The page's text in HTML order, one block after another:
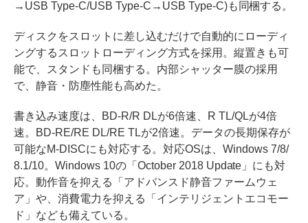
→USB Type-C/USB Type-C→USB Type-C)も同梱する。
ディスクをスロットに差し込むだけで自動的にローディ
ングするスロットローディング方式を採用。縦置きも可
能で、スタンドも同梱する。内部シャッター膜の採用
で、静音・防塵性能も高めた。
書き込み速度は、BD-R/R DLが6倍速、R TL/QLが4倍
速。BD-RE/RE DL/RE TLが2倍速。データの長期保存が
可能なM-DISCにも対応する。対応OSは、Windows 7/8/
8.1/10。Windows 10の「October 2018 Update」にも対
応。動作音を抑える「アドバンスド静音ファームウェ
ア」や、消費電力を抑える「インテリジェントエコモー
ド」なども備えている。